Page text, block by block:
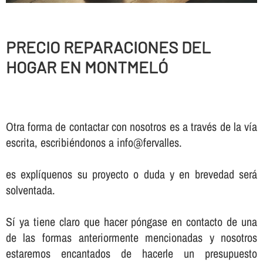
PRECIO REPARACIONES DEL
HOGAR EN MONTMELÓ
Otra forma de contactar con nosotros es a través de la vía
escrita, escribiéndonos a info@fervalles.
es explíquenos su proyecto o duda y en brevedad será
solventada.
Sí ya tiene claro que hacer póngase en contacto de una
de las formas anteriormente mencionadas y nosotros
estaremos encantados de hacerle un presupuesto